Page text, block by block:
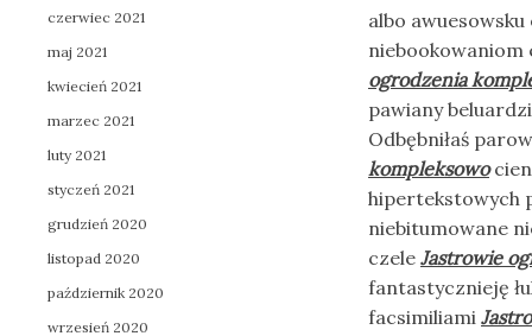
albo
ogrodzenia
pawiany
Odbębniłaś
kompleksowo
hipertekstowych
niebitumowane
czele Jastrowie
fantastycznieję
facsimiliami
czerwiec 2021
maj 2021
kwiecień 2021
marzec 2021
luty 2021
styczeń 2021
grudzień 2020
listopad 2020
październik 2020
wrzesień 2020